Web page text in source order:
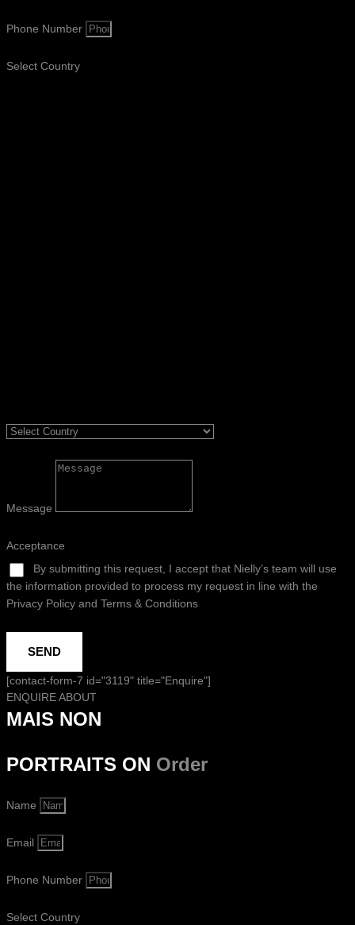
Phone Number
Select Country
Message
Acceptance
By submitting this request, I accept that Nielly’s team will use
the information provided to process my request in line with the
Privacy Policy and Terms & Conditions
SEND
[contact-form-7 id="3119" title="Enquire"]
ENQUIRE ABOUT
MAIS NON
PORTRAITS ON Order
Name
Email
Phone Number
Select Country